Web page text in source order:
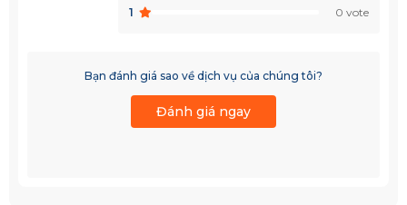
1
0 vote
Bạn đánh giá sao về dịch vụ của chúng tôi?
Đánh giá ngay